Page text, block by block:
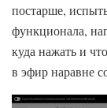
постарше,
функционала,
куда нажать и
в эфир наравне